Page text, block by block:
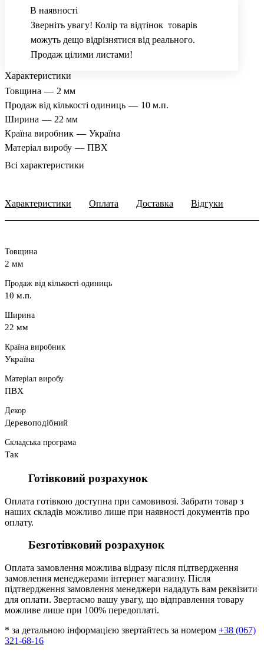
В наявності
Зверніть увагу! Колір та відтінок товарів
можуть дещо відрізнятися від реального.
Продаж цілими листами!
Характеристики
Товщина — 2 мм
Продаж від кількості одиниць — 10 м.п.
Ширина — 22 мм
Країна виробник — Україна
Матеріал виробу — ПВХ
Всі характеристики
Характеристики Оплата Доставка Відгуки
Товщина
2 мм
Продаж від кількості одиниць
10 м.п.
Ширина
22 мм
Країна виробник
Україна
Матеріал виробу
ПВХ
Декор
Деревоподібний
Складська програма
Так
Готівковий розрахунок
Оплата готівкою доступна при самовивозі. Забрати товар з
наших складів можливо лише при наявності документів про
оплату.
Безготівковий розрахунок
Оплата замовлення можлива відразу після підтвердження
замовлення менеджерами інтернет магазину. Після
підтвердження замовлення менеджери нададуть вам реквізити
для оплати. Звертаємо вашу увагу, що відправлення товару
можливе лише при 100% передоплаті.
* за детальною інформацією звертайтесь за номером +38 (067)
321-68-16